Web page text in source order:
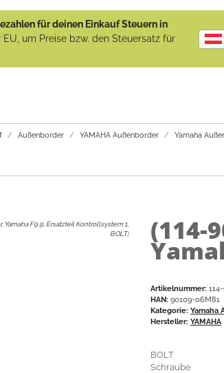
für deinen Einkauf Steuern in
um Preise bzw. den Steuersatz für
Außenborder YAMAHA Außenborder Yamaha
Yamaha F9.9, Ersatzteil Kontrollsystem 1,
BOLT: (114-
Artikelnummer:
HAN: 90109-06M81
Kategorie: Yamaha
Hersteller: YAMAHA
BOLT
Schraube